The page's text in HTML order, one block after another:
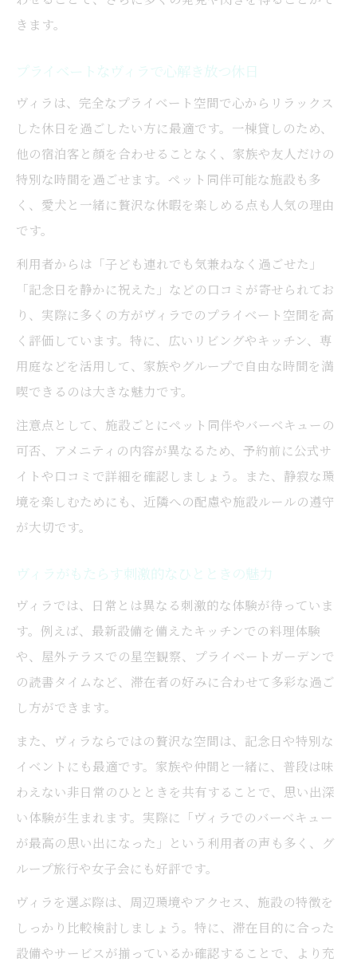
きます。
プライベートなヴィラで心解き放つ休日
ヴィラは、完全なプライベート空間で心からリラックス
した休日を過ごしたい方に最適です。一棟貸しのため、
他の宿泊客と顔を合わせることなく、家族や友人だけの
特別な時間を過ごせます。ペット同伴可能な施設も多
く、愛犬と一緒に贅沢な休暇を楽しめる点も人気の理由
です。
利用者からは「子ども連れでも気兼ねなく過ごせた」
「記念日を静かに祝えた」などの口コミが寄せられてお
り、実際に多くの方がヴィラでのプライベート空間を高
く評価しています。特に、広いリビングやキッチン、専
用庭などを活用して、家族やグループで自由な時間を満
喫できるのは大きな魅力です。
注意点として、施設ごとにペット同伴やバーベキューの
可否、アメニティの内容が異なるため、予約前に公式サ
イトや口コミで詳細を確認しましょう。また、静寂な環
境を楽しむためにも、近隣への配慮や施設ルールの遵守
が大切です。
ヴィラがもたらす刺激的なひとときの魅力
ヴィラでは、日常とは異なる刺激的な体験が待っていま
す。例えば、最新設備を備えたキッチンでの料理体験
や、屋外テラスでの星空観察、プライベートガーデンで
の読書タイムなど、滞在者の好みに合わせて多彩な過ご
し方ができます。
また、ヴィラならではの贅沢な空間は、記念日や特別な
イベントにも最適です。家族や仲間と一緒に、普段は味
わえない非日常のひとときを共有することで、思い出深
い体験が生まれます。実際に「ヴィラでのバーベキュー
が最高の思い出になった」という利用者の声も多く、グ
ループ旅行や女子会にも好評です。
ヴィラを選ぶ際は、周辺環境やアクセス、施設の特徴を
しっかり比較検討しましょう。特に、滞在目的に合った
設備やサービスが揃っているか確認することで、より充